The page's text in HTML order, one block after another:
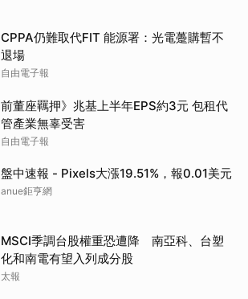
CPPA仍難取代FIT 能源署：光電躉購暫不
退場
自由電子報
前董座羈押》兆基上半年EPS約3元 包租代
管產業無辜受害
自由電子報
盤中速報 - Pixels大漲19.51%，報0.01美元
anue鉅亨網
MSCI季調台股權重恐遭降 南亞科、台塑
化和南電有望入列成分股
太報